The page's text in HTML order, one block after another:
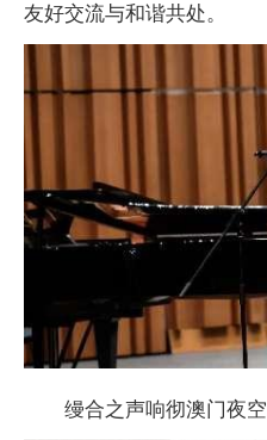
友好交流与和谐共处。
缦合之声响彻澳门夜空